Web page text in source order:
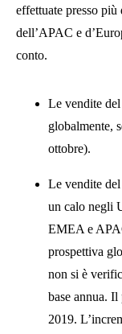
effettuate presso
dell’APAC e
conto.
Le vendite
globalmente,
ottobre).
Le vendite
un calo negli
EMEA e
prospettiva
non si è
base annua.
2019.